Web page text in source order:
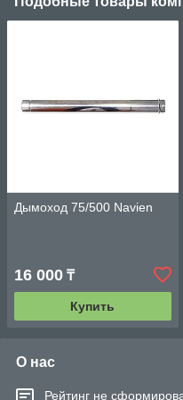
Дымоход 75/500 Navien
16 000 ₸
Купить
О нас
Рейтинг не